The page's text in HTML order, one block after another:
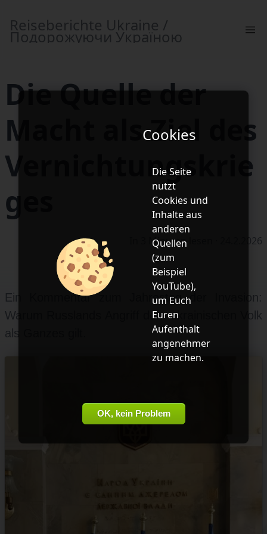
Reiseberichte Ukraine /
Подорожуючи Україною
Die Quelle der
Macht als Ziel des
Vernichtungskrie
ges
In 3 Minuten lesen · 24.2.2026
Ein Kommentar zum Jahrestag der Invasion:
Warum Russlands Angriff dem ukrainischen Volk
als Ganzes gilt.
Cookies
Die Seite
nutzt
Cookies und
Inhalte aus
anderen
Quellen
(zum
Beispiel
YouTube),
um Euch
Euren
Aufenthalt
angenehmer
zu machen.
OK, kein Problem